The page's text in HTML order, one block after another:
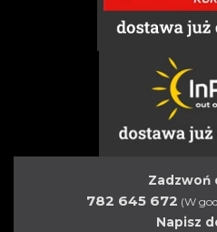
Zadzwoń
782 645 672 (W
Napisz